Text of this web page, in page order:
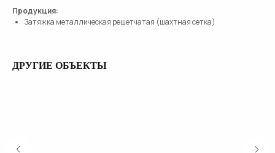
Продукция:
Затяжка металлическая решетчатая (шахтная сетка)
ДРУГИЕ ОБЪЕКТЫ